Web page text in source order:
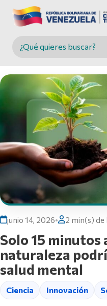
Buscar en MINCYT
junio 14, 2026• 2 min(s) de
Solo 15 minutos
naturaleza
salud mental
Ciencia Innovación